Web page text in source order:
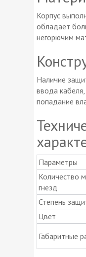
Корпус
обладает
негорючим
Наличие
ввода
попадание
Параметры
Количество
гнезд
Степень
Цвет
Габаритные